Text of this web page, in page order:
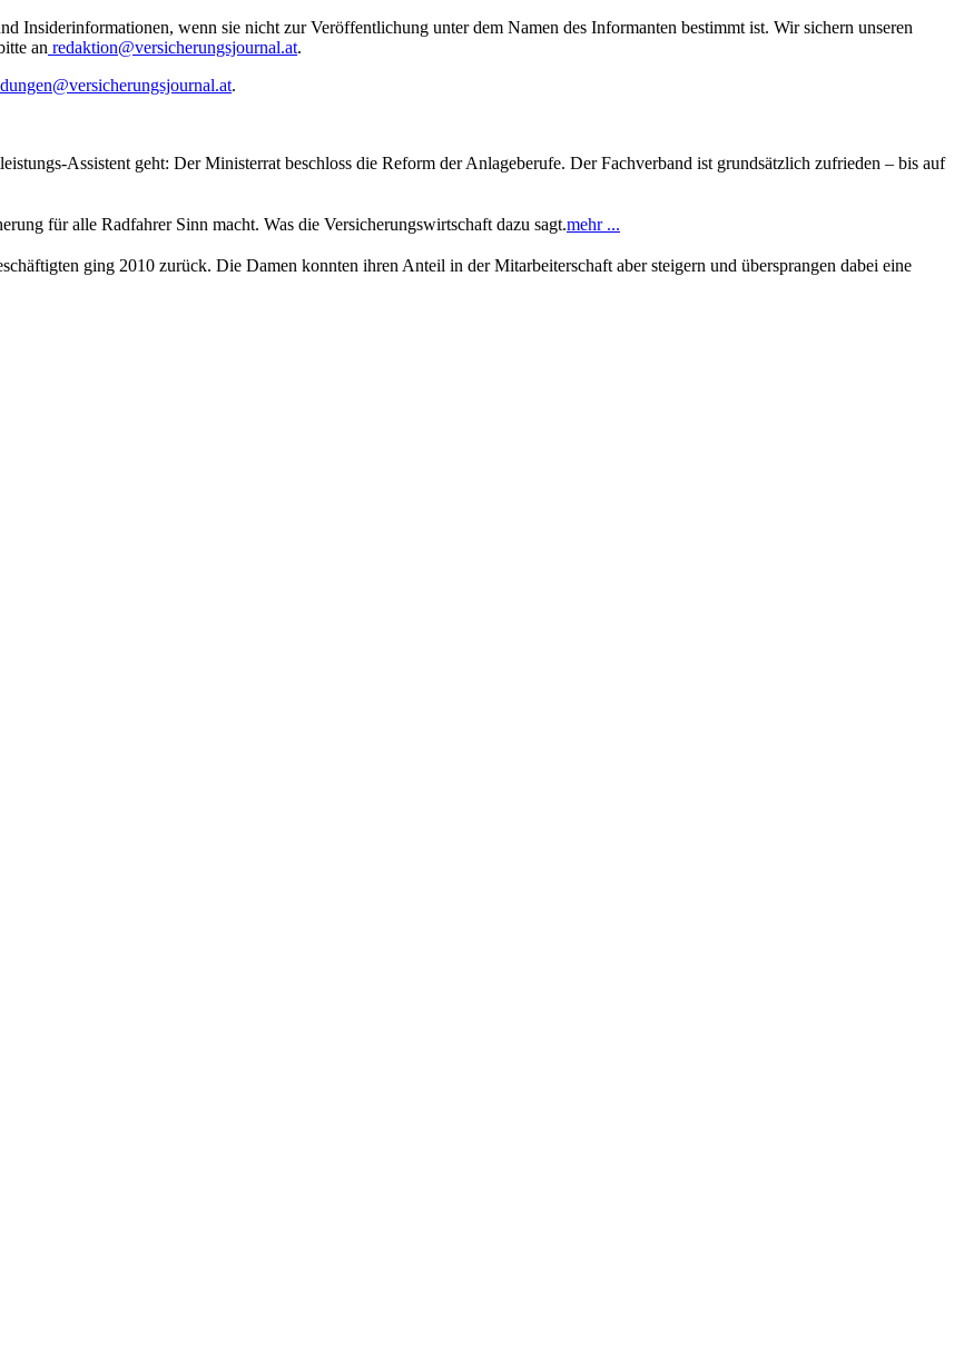
Insiderinformationen, wenn sie nicht zur Veröffentlichung unter dem Namen des Informanten bestimmt ist. Wir sichern unseren
an redaktion@versicherungsjournal.at.
.
Assistent geht: Der Ministerrat beschloss die Reform der Anlageberufe. Der Fachverband ist grundsätzlich zufrieden – bis auf
für alle Radfahrer Sinn macht. Was die Versicherungswirtschaft dazu sagt.mehr ...
ging 2010 zurück. Die Damen konnten ihren Anteil in der Mitarbeiterschaft aber steigern und übersprangen dabei eine